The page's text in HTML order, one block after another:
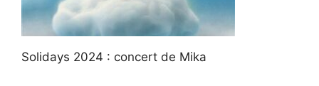
Solidays 2024 : concert de Mika